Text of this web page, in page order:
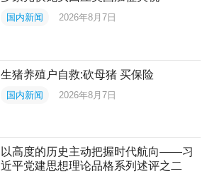
国内新闻 2026年8月7日
生猪养殖户自救:砍母猪 买保险
国内新闻 2026年8月7日
以高度的历史主动把握时代航向——习
近平党建思想理论品格系列述评之二